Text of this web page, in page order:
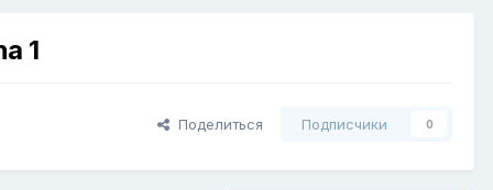
1
Поделиться Подписчики 0